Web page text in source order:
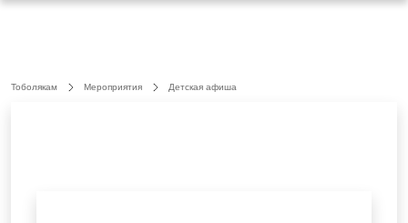
Тоболякам Мероприятия Детская афиша